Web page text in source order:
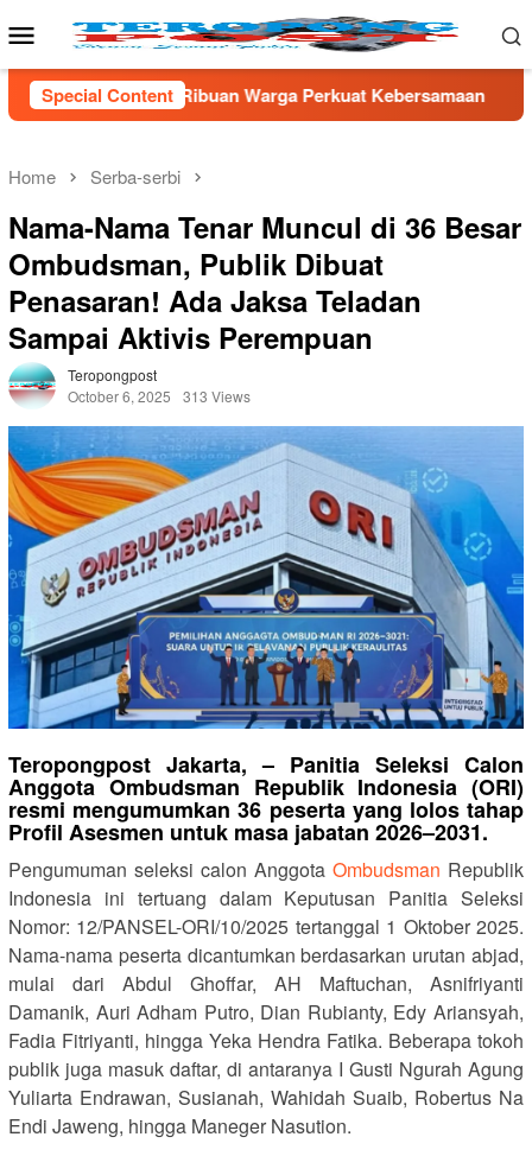
to
Mobile
Menu
Special Content
Warga Perkuat Kebersamaan TNI AD Gandeng
Home Serba-serbi
Nama-Nama Tenar Muncul di 36 Besar
Ombudsman, Publik Dibuat
Penasaran! Ada Jaksa Teladan
Sampai Aktivis Perempuan
Teropongpost
October 6, 2025
313 Views
Teropongpost Jakarta, – Panitia Seleksi Calon
Anggota Ombudsman Republik Indonesia (ORI)
resmi mengumumkan 36 peserta yang lolos tahap
Profil Asesmen untuk masa jabatan 2026–2031.
Pengumuman seleksi calon Anggota Ombudsman Republik
Indonesia ini tertuang dalam Keputusan Panitia Seleksi
Nomor: 12/PANSEL-ORI/10/2025 tertanggal 1 Oktober 2025.
Nama-nama peserta dicantumkan berdasarkan urutan abjad,
mulai dari Abdul Ghoffar, AH Maftuchan, Asnifriyanti
Damanik, Auri Adham Putro, Dian Rubianty, Edy Ariansyah,
Fadia Fitriyanti, hingga Yeka Hendra Fatika. Beberapa tokoh
publik juga masuk daftar, di antaranya I Gusti Ngurah Agung
Yuliarta Endrawan, Susianah, Wahidah Suaib, Robertus Na
Endi Jaweng, hingga Maneger Nasution.